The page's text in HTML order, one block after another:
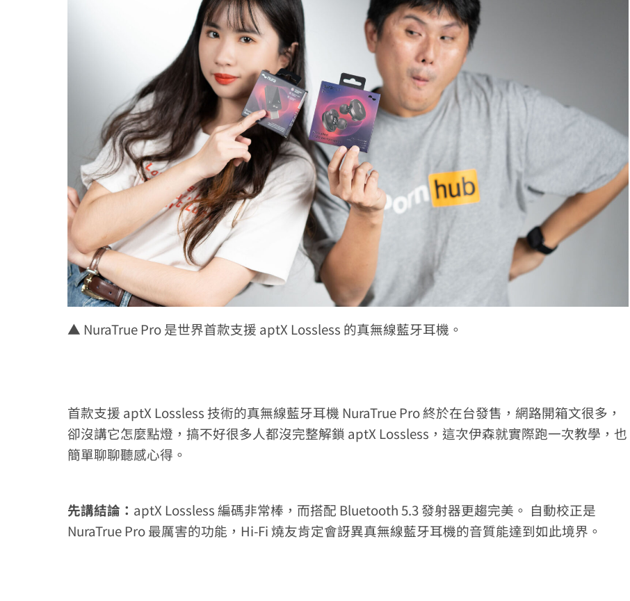
▲ NuraTrue Pro 是世界首款支援 aptX Lossless 的真無線藍牙耳機。
首款支援 aptX Lossless 技術的真無線藍牙耳機 NuraTrue Pro 終於在台發售，網路開箱文很多，
卻沒講它怎麼點燈，搞不好很多人都沒完整解鎖 aptX Lossless，這次伊森就實際跑一次教學，也
簡單聊聊聽感心得。
先講結論： aptX Lossless 編碼非常棒，而搭配 Bluetooth 5.3 發射器更趨完美。 自動校正是
NuraTrue Pro 最厲害的功能，Hi-Fi 燒友肯定會訝異真無線藍牙耳機的音質能達到如此境界。